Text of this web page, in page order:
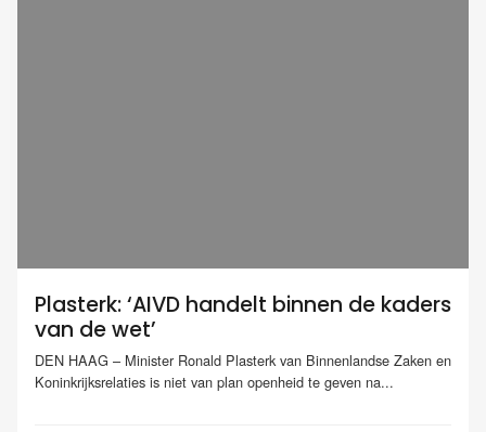
Plasterk: ‘AIVD handelt binnen de kaders
van de wet’
DEN HAAG – Minister Ronald Plasterk van Binnenlandse Zaken en
Koninkrijksrelaties is niet van plan openheid te geven na...